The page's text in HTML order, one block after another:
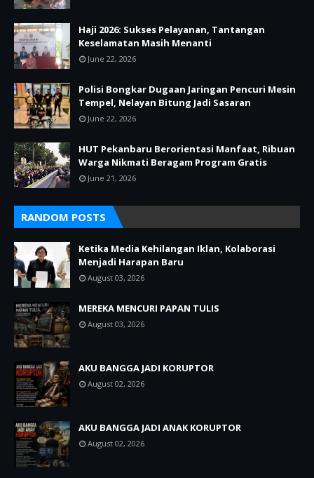
Haji 2026: Sukses Pelayanan, Tantangan
Keselamatan Masih Menanti
June 22, 2026
Polisi Bongkar Dugaan Jaringan Pencuri Mesin
Tempel, Nelayan Bitung Jadi Sasaran
June 22, 2026
HUT Pekanbaru Berorientasi Manfaat, Ribuan
Warga Nikmati Beragam Program Gratis
June 21, 2026
RANDOM POSTS
Ketika Media Kehilangan Iklan, Kolaborasi
Menjadi Harapan Baru
August 03, 2026
MEREKA MENCURI PAPAN TULIS
August 03, 2026
AKU BANGGA JADI KORUPTOR
August 02, 2026
AKU BANGGA JADI ANAK KORUPTOR
August 02, 2026